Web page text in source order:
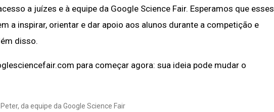
a juízes e à equipe da Google Science Fair. Esperamos que esses
a inspirar, orientar e dar apoio aos alunos durante a competição e
disso.
para começar agora: sua ideia pode mudar o
da equipe da Google Science Fair